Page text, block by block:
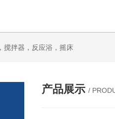
搅拌器，反应浴，摇床
产品展示 /